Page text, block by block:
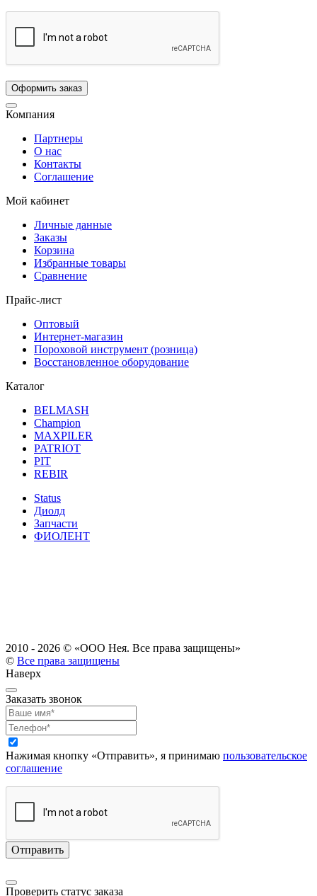
Компания
Партнеры
О нас
Контакты
Соглашение
Мой кабинет
Личные данные
Заказы
Корзина
Избранные товары
Сравнение
Прайс-лист
Оптовый
Интернет-магазин
Пороховой инструмент (розница)
Восстановленное оборудование
Каталог
BELMASH
Champion
MAXPILER
PATRIOT
PIT
REBIR
Status
Диолд
Запчасти
ФИОЛЕНТ
2010 - 2026 © «ООО Нея. Все права защищены»
© Все права защищены
Наверх
Заказать звонок
Нажимая кнопку «Отправить», я принимаю пользовательское
соглашение
Проверить статус заказа